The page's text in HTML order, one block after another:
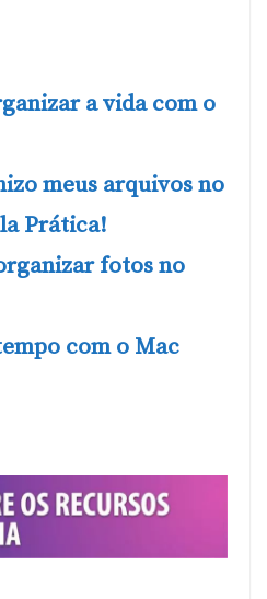
a vida com o
meus arquivos no
Prática!
fotos no
com o Mac